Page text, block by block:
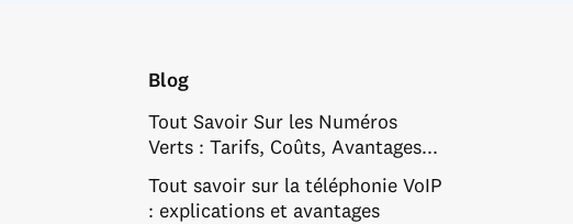
Blog
Tout Savoir Sur les Numéros
Verts : Tarifs, Coûts, Avantages...
Tout savoir sur la téléphonie VoIP
: explications et avantages